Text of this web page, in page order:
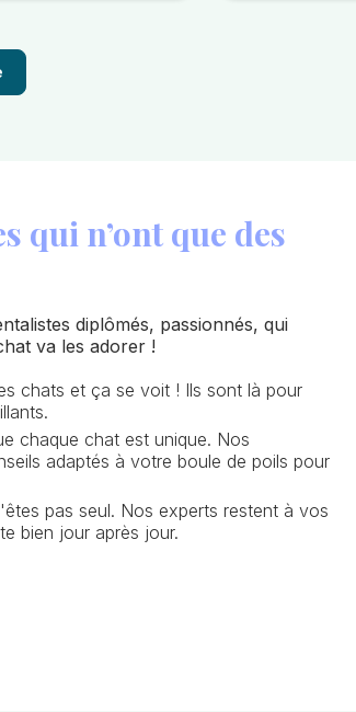
qui n’ont que des
diplômés, passionnés, qui
va les adorer !
chats et ça se voit ! Ils sont là pour
chaque chat est unique. Nos
adaptés à votre boule de poils pour
pas seul. Nos experts restent à vos
bien jour après jour.